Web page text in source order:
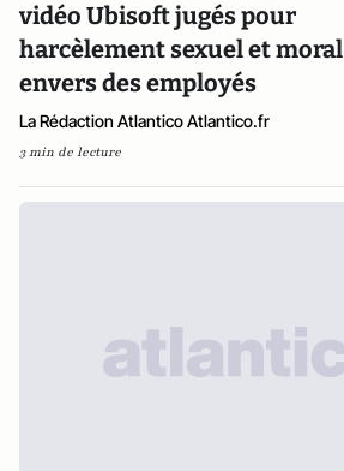
vidéo Ubisoft jugés pour
harcèlement sexuel et moral
envers des employés
La Rédaction Atlantico Atlantico.fr
3 min de lecture